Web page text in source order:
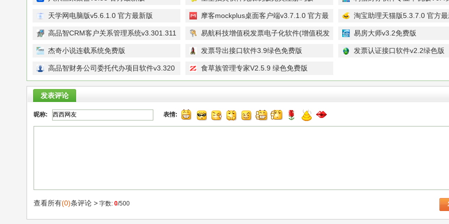
版
天学网电脑版v5.6.1.0 官方最新版
摩客mockplus桌面客户端v3.7.1.0 官方最
新版
淘宝助理天猫版5.3.7.0 官方
高品智CRM客户关系管理系统v3.301.311
官方免费版
易航科技增值税发票电子化软件(增值税发
票扫描认证)V2.0免费版
易房大师v3.2免费版
杰奇小说连载系统免费版 发票导出接口软件3.9绿色免费版 发票认证接口软件v2.2绿色版
高品智财务公司委托代办项目软件v3.320
官方版
食草族管理专家V2.5.9 绿色免费版
发表评论
昵称: 表情:
查看所有(0)条评论 > 字数: 0/500